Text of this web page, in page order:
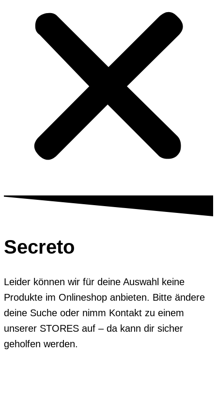
Secreto
Leider können wir für deine Auswahl keine
Produkte im Onlineshop anbieten. Bitte ändere
deine Suche oder nimm Kontakt zu einem
unserer STORES auf – da kann dir sicher
geholfen werden.